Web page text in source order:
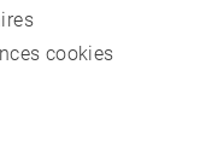
cookies